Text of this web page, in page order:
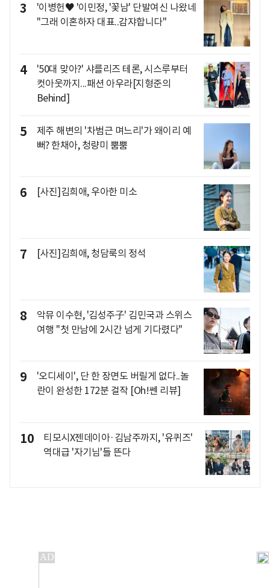
3
'이병헌♥ '이민정, '꽃남' 단발여신 나왔네
"그래 이혼하자 대표..감쟈합니다"
4
'50대 맞아?' 샤를리즈 테론, 시스루부터
컷아웃까지...패션 아우라[지형준의
Behind]
5
제주 해변의 '차범근 며느리'가 왜이리 예
뻐? 한채아, 청량미 뿜뿜
6 [사진]김희애, 우아한 미소
7 [사진]김희애, 청담룩의 정석
8
악뮤 이수현, '김성주子' 김민국과 스위스
여행 "첫 만남에 2시간 넘게 기다렸다"
9
'오디세이', 단 한 장면도 버릴게 없다..놀
란이 완성한 172분 걸작 [Oh!쎈 리뷰]
10
티모시X젠데이아·김남주까지, '유퀴즈'
역대급 '자기님'들 뜬다